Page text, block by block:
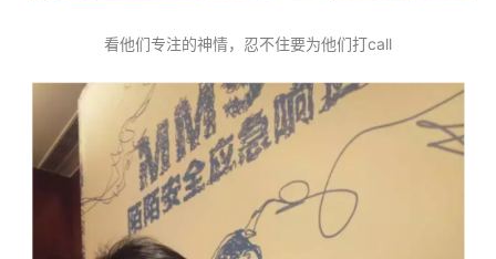
看他们专注的神情，忍不住要为他们打call